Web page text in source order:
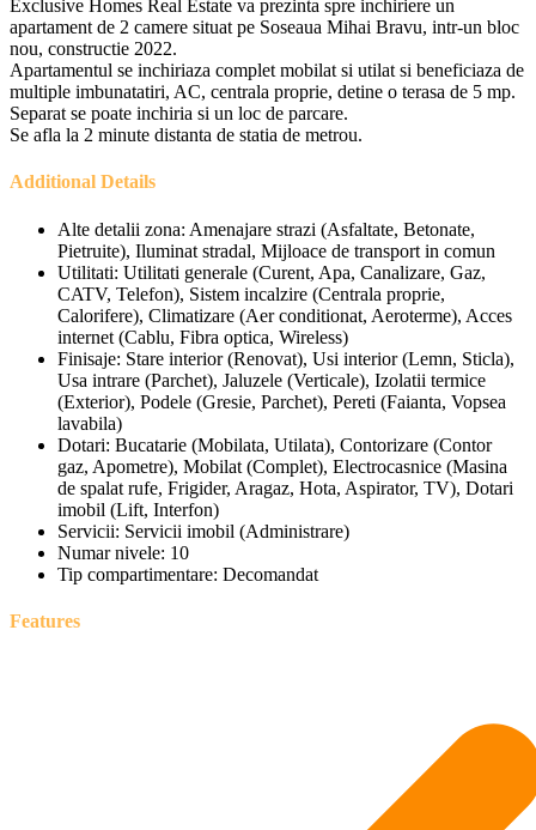
Exclusive Homes Real Estate va prezinta spre inchiriere un
apartament de 2 camere situat pe Soseaua Mihai Bravu, intr-un bloc
nou, constructie 2022.
Apartamentul se inchiriaza complet mobilat si utilat si beneficiaza de
multiple imbunatatiri, AC, centrala proprie, detine o terasa de 5 mp.
Separat se poate inchiria si un loc de parcare.
Se afla la 2 minute distanta de statia de metrou.
Additional Details
Alte detalii zona: Amenajare strazi (Asfaltate, Betonate,
Pietruite), Iluminat stradal, Mijloace de transport in comun
Utilitati: Utilitati generale (Curent, Apa, Canalizare, Gaz,
CATV, Telefon), Sistem incalzire (Centrala proprie,
Calorifere), Climatizare (Aer conditionat, Aeroterme), Acces
internet (Cablu, Fibra optica, Wireless)
Finisaje: Stare interior (Renovat), Usi interior (Lemn, Sticla),
Usa intrare (Parchet), Jaluzele (Verticale), Izolatii termice
(Exterior), Podele (Gresie, Parchet), Pereti (Faianta, Vopsea
lavabila)
Dotari: Bucatarie (Mobilata, Utilata), Contorizare (Contor
gaz, Apometre), Mobilat (Complet), Electrocasnice (Masina
de spalat rufe, Frigider, Aragaz, Hota, Aspirator, TV), Dotari
imobil (Lift, Interfon)
Servicii: Servicii imobil (Administrare)
Numar nivele: 10
Tip compartimentare: Decomandat
Features